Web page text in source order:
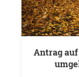
Antrag auf Planfeststellung zur TVO